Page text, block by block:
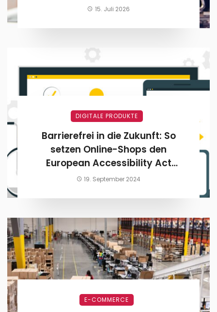
15. Juli 2026
DIGITALE PRODUKTE
Barrierefrei in die Zukunft: So
setzen Online-Shops den
European Accessibility Act
effizient und rechtskonform um
19. September 2024
E-COMMERCE